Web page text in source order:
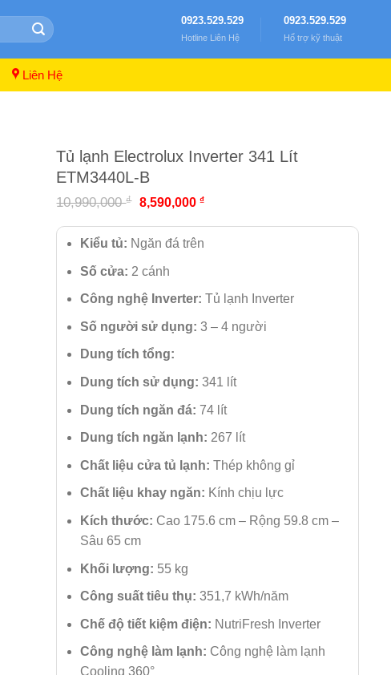
0923.529.529
Hotline Liên Hệ
0923.529.529
Hổ trợ kỹ thuật
Liên Hệ
Tủ lạnh Electrolux Inverter 341 Lít
ETM3440L-B
10,990,000₫ 8,590,000 ₫
Kiểu tủ: Ngăn đá trên
Số cửa: 2 cánh
Công nghệ Inverter: Tủ lạnh Inverter
Số người sử dụng: 3 – 4 người
Dung tích tổng:
Dung tích sử dụng: 341 lít
Dung tích ngăn đá: 74 lít
Dung tích ngăn lạnh: 267 lít
Chất liệu cửa tủ lạnh: Thép không gỉ
Chất liệu khay ngăn: Kính chịu lực
Kích thước: Cao 175.6 cm – Rộng 59.8 cm –
Sâu 65 cm
Khối lượng: 55 kg
Công suất tiêu thụ: 351,7 kWh/năm
Chế độ tiết kiệm điện: NutriFresh Inverter
Công nghệ làm lạnh: Công nghệ làm lạnh
Cooling 360°